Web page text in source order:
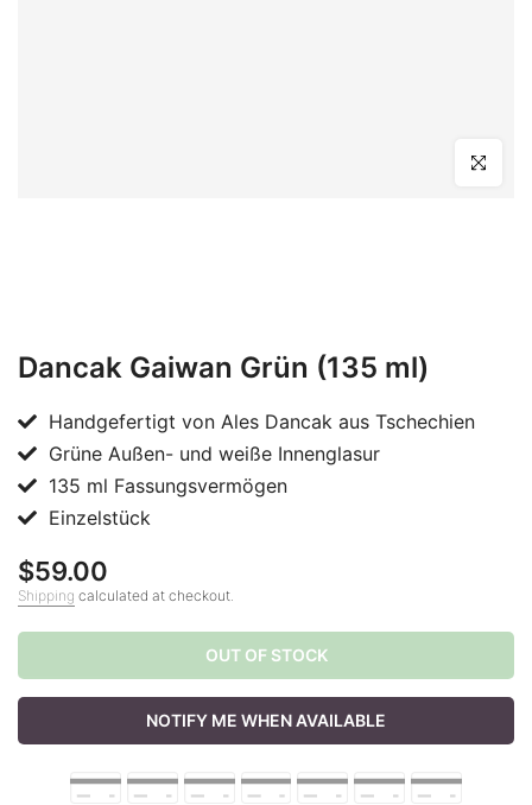
Click to
Dancak Gaiwan Grün (135 ml)
Handgefertigt von Ales Dancak aus Tschechien
Grüne Außen- und weiße Innenglasur
135 ml Fassungsvermögen
Einzelstück
$59.00
Shipping calculated at checkout.
OUT OF STOCK
NOTIFY ME WHEN AVAILABLE